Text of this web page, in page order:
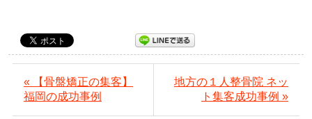
« 【骨盤矯正の集客】
福岡の成功事例
地方の１人整骨院 ネッ
ト集客成功事例 »